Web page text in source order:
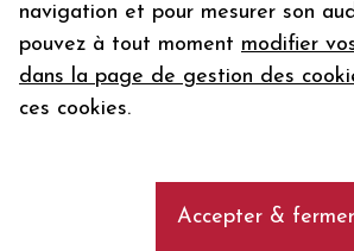
navigation et pour mesurer son
pouvez à tout moment modifier
dans la page de gestion des
ces cookies.
Accepter & fermer
Votre
email
En m’abonnant, j’accepte de